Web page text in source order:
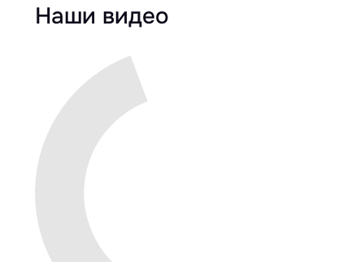
Наши видео